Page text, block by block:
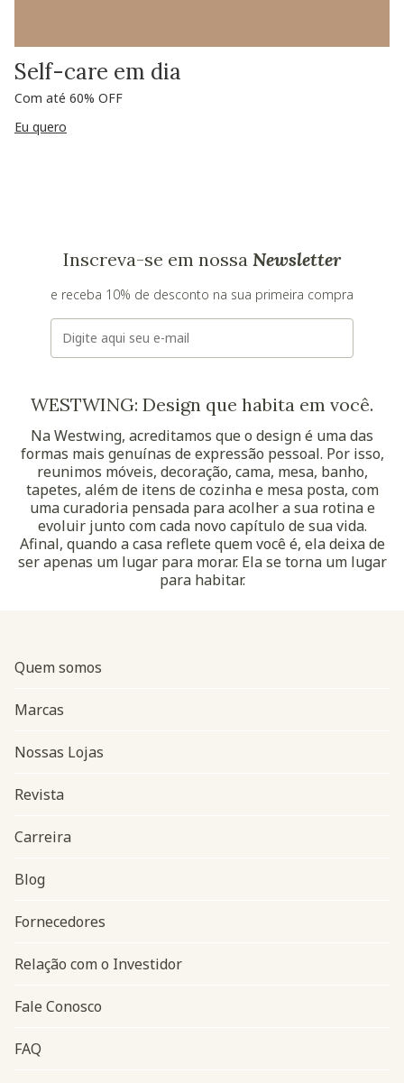
Self-care em dia
Com até 60% OFF
Eu quero
Inscreva-se em nossa Newsletter
e receba 10% de desconto na sua primeira compra
E-mail
WESTWING: Design que habita em você.
Na Westwing, acreditamos que o design é uma das
formas mais genuínas de expressão pessoal. Por isso,
reunimos móveis, decoração, cama, mesa, banho,
tapetes, além de itens de cozinha e mesa posta, com
uma curadoria pensada para acolher a sua rotina e
evoluir junto com cada novo capítulo de sua vida.
Afinal, quando a casa reflete quem você é, ela deixa de
ser apenas um lugar para morar. Ela se torna um lugar
para habitar.
Navegação do rodapé
Quem somos
Marcas
Nossas Lojas
Revista
Carreira
Blog
Fornecedores
Relação com o Investidor
Fale Conosco
FAQ